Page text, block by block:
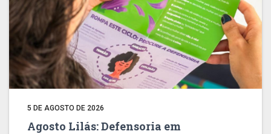
5 DE AGOSTO DE 2026
Agosto Lilás: Defensoria em